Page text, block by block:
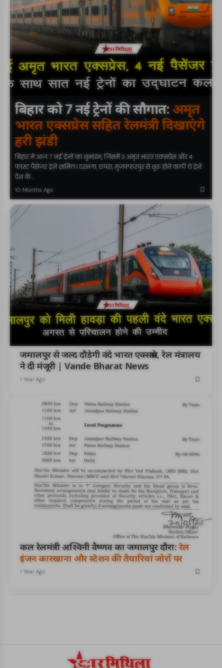
बिहार को 7 नई ट्रेनों की सौगात:अमृत
भारत एक्सप्रेस सहित रेलमंत्री दिखाएंगे
हरी झंडी
बिहार में आज 7 नई ट्रेनों का शुभारंभ, जिसमें 3 अमृत भारत एक्सप्रेस और 4
फास्ट पैसेंजर ट्रेनें शामिल। दरभंगा, छपरा, मुजफ्फरपुर से शुरू होने वाली ये ट्रेनें
देश के…
10 Months Ago
जमालपुर से जल्द दौड़ेगी वंदे भारत एक्सप्रेस, रेल मंत्रालय
ने दी मंजूरी | Vande Bharat News
1 Year Ago
कल रेलमंत्री अश्विनी वैष्णव का जमालपुर दौरा: रेल
इंजन कारखाना और स्टेशन की तैयारियां जोरों पर
1 Year Ago